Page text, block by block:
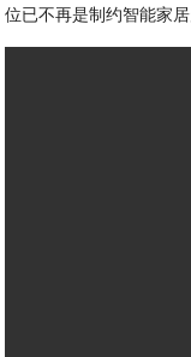
位已不再是制约智能家